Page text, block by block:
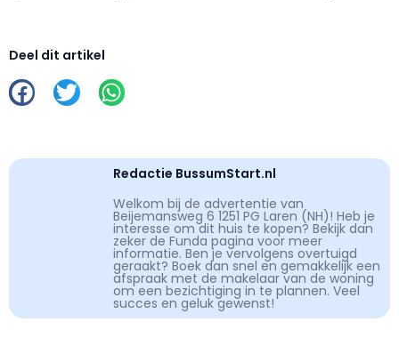
Deel dit artikel
Redactie BussumStart.nl
Welkom bij de advertentie van
Beijemansweg 6 1251 PG Laren (NH)! Heb je
interesse om dit huis te kopen? Bekijk dan
zeker de Funda pagina voor meer
informatie. Ben je vervolgens overtuigd
geraakt? Boek dan snel en gemakkelijk een
afspraak met de makelaar van de woning
om een bezichtiging in te plannen. Veel
succes en geluk gewenst!